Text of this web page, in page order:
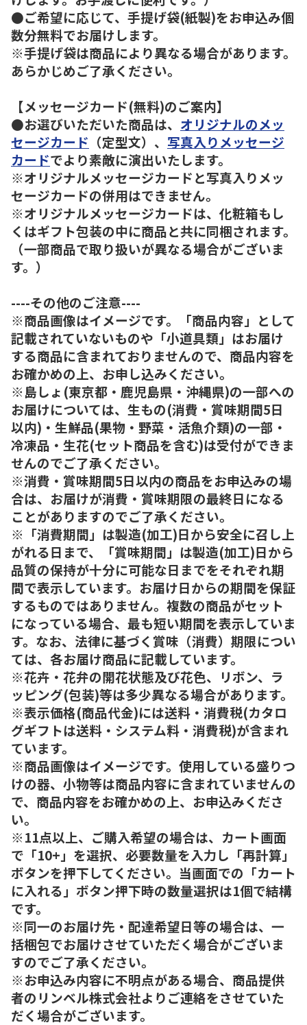
●ご希望に応じて、手提げ袋(紙製)をお申込み個
数分無料でお届けします。
※手提げ袋は商品により異なる場合があります。
あらかじめご了承ください。
【メッセージカード(無料)のご案内】
●お選びいただいた商品は、 オリジナルのメッ
セージカード （定型文）、 写真入りメッセージ
カードでより素敵に演出いたします。
※オリジナルメッセージカードと写真入りメッ
セージカードの併用はできません。
※オリジナルメッセージカードは、化粧箱もし
くはギフト包装の中に商品と共に同梱されます。
（一部商品で取り扱いが異なる場合がございま
す。）
----その他のご注意----
※商品画像はイメージです。「商品内容」として
記載されていないものや「小道具類」はお届け
する商品に含まれておりませんので、商品内容を
お確かめの上、お申し込みください。
※島しょ(東京都・鹿児島県・沖縄県)の一部への
お届けについては、生もの(消費・賞味期間5日
以内)・生鮮品(果物・野菜・活魚介類)の一部・
冷凍品・生花(セット商品を含む)は受付ができま
せんのでご了承ください。
※消費・賞味期間5日以内の商品をお申込みの場
合は、お届けが消費・賞味期限の最終日になる
ことがありますのでご了承ください。
※「消費期間」は製造(加工)日から安全に召し上
がれる日まで、「賞味期間」は製造(加工)日から
品質の保持が十分に可能な日までをそれぞれ期
間で表示しています。お届け日からの期間を保証
するものではありません。複数の商品がセット
になっている場合、最も短い期間を表示していま
す。なお、法律に基づく賞味（消費）期限につい
ては、各お届け商品に記載しています。
※花卉・花弁の開花状態及び花色、リボン、ラ
ッピング(包装)等は多少異なる場合があります。
※表示価格(商品代金)には送料・消費税(カタロ
グギフトは送料・システム料・消費税)が含まれ
ています。
※商品画像はイメージです。使用している盛りつ
けの器、小物等は商品内容に含まれていませんの
で、商品内容をお確かめの上、お申込みくださ
い。
※11点以上、ご購入希望の場合は、カート画面
で「10+」を選択、必要数量を入力し「再計算」
ボタンを押下してください。当画面での「カート
に入れる」ボタン押下時の数量選択は1個で結構
です。
※同一のお届け先・配達希望日等の場合は、一
括梱包でお届けさせていただく場合がございま
すのでご了承ください。
※お申込み内容に不明点がある場合、商品提供
者のリンベル株式会社よりご連絡をさせていた
だく場合がございます。